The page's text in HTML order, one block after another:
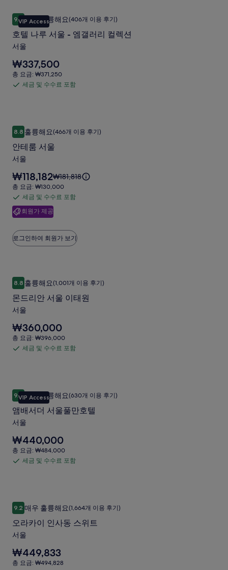
한
자
세
정
보
를
확
요.
함
호
텔
나
루
서
울
러
리
컬
렉
션
사
진
러
리
VIP Access
9.210점 만점 중 9.2점, 매우 훌륭해요, (406개 이용 후기)
매우 훌륭해요(406개 이용 후기)
호텔 나루 서울 - 엠갤러리 컬렉션
서울
요
금
은
₩337,500
₩337,500
총
요
총 요금: ₩371,250
세
수
료
포
세금 및 수수료 포함
호텔 나루 서울 - 엠갤러리 컬렉션
안
테
룸
서
울
사
진
갤
러
리
8.810점 만점 중 8.8점, 훌륭해요, (466개 이용 후기)
훌륭해요(466개 이용 후기)
안테룸 서울
서울
회원가 제공
요
금
은
₩118,182
입
니
다.
₩118,182요
금
은
₩181,818
이
표
준
요
한
자
세
정
보
를
확
요.
₩181,818
총
요
금:
₩130,000
총 요금: ₩130,000
세
금
수
수
함
세금 및 수수료 포함
안테룸 서울
로그인하여 회원가 보기
몬
드
리
안
서
울
사
진
갤
러
리
8.810점 만점 중 8.8점, 훌륭해요, (1,001개 이용 후기)
훌륭해요(1,001개 이용 후기)
몬드리안 서울 이태원
서울
요
금
은
₩360,000
₩360,000
총
요
총 요금: ₩396,000
세
수
료
포
세금 및 수수료 포함
몬드리안 서울 이태원
앰
배
서
더
서
울
텔
사
진
갤
러
VIP Access
9.210점 만점 중 9.2점, 매우 훌륭해요, (630개 이용 후기)
매우 훌륭해요(630개 이용 후기)
앰배서더 서울풀만호텔
서울
요
금
은
₩440,000
₩440,000
총
요
총 요금: ₩484,000
세
수
료
포
세금 및 수수료 포함
앰배서더 서울풀만호텔
오
라
카
이
인
9.210점 만점 중 9.2점, 매우 훌륭해요, (1,664개 이용 후기)
매우 훌륭해요(1,664개 이용 후기)
오라카이 인사동 스위트
서울
요
금
₩449,833
총
총 요금: ₩494,828
오라카이 인사동 스위트